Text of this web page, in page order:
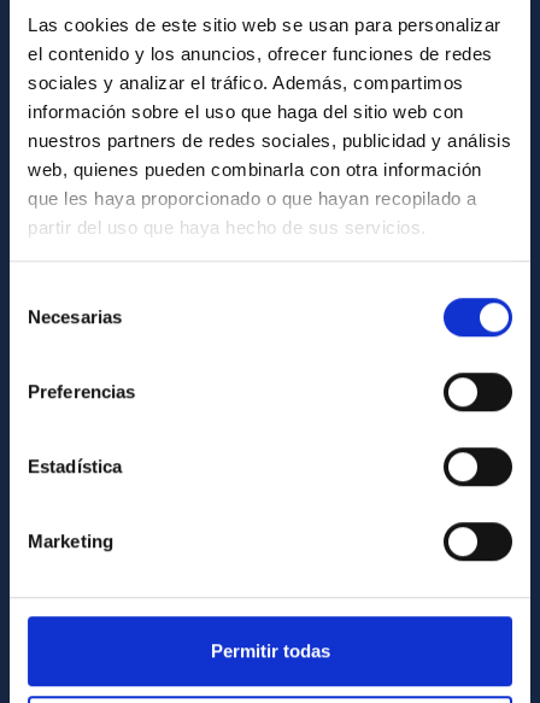
Las cookies de este sitio web se usan para personalizar
el contenido y los anuncios, ofrecer funciones de redes
sociales y analizar el tráfico. Además, compartimos
información sobre el uso que haga del sitio web con
nuestros partners de redes sociales, publicidad y análisis
web, quienes pueden combinarla con otra información
que les haya proporcionado o que hayan recopilado a
partir del uso que haya hecho de sus servicios.
Necesarias
Preferencias
Estadística
Marketing
Permitir todas
How to get to the IAC
List of personnel
Library
General register
ABOUT THE IAC
Code of ethics and anti-fraud policy
Forever IAC
External funding
IAC Friends